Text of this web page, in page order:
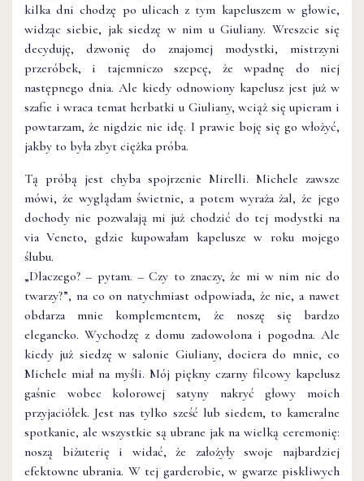
kilka dni chodzę po ulicach z tym kapeluszem w głowie,
widząc siebie, jak siedzę w nim u Giuliany. Wreszcie się
decyduję, dzwonię do znajomej modystki, mistrzyni
przeróbek, i tajemniczo szepcę, że wpadnę do niej
następnego dnia. Ale kiedy odnowiony kapelusz jest już w
szafie i wraca temat herbatki u Giuliany, wciąż się upieram i
powtarzam, że nigdzie nie idę. I prawie boję się go włożyć,
jakby to była zbyt ciężka próba.
Tą próbą jest chyba spojrzenie Mirelli. Michele zawsze
mówi, że wyglądam świetnie, a potem wyraża żal, że jego
dochody nie pozwalają mi już chodzić do tej modystki na
via Veneto, gdzie kupowałam kapelusze w roku mojego
ślubu.
„Dlaczego? – pytam. – Czy to znaczy, że mi w nim nie do
twarzy?”, na co on natychmiast odpowiada, że nie, a nawet
obdarza mnie komplementem, że noszę się bardzo
elegancko. Wychodzę z domu zadowolona i pogodna. Ale
kiedy już siedzę w salonie Giuliany, dociera do mnie, co
Michele miał na myśli. Mój piękny czarny filcowy kapelusz
gaśnie wobec kolorowej satyny nakryć głowy moich
przyjaciółek. Jest nas tylko sześć lub siedem, to kameralne
spotkanie, ale wszystkie są ubrane jak na wielką ceremonię:
noszą biżuterię i widać, że założyły swoje najbardziej
efektowne ubrania. W tej garderobie, w gwarze piskliwych